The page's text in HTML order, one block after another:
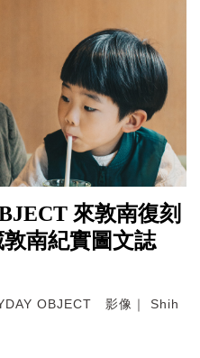
來敦南復刻
南紀實圖文誌
OBJECT 影像｜ Shih